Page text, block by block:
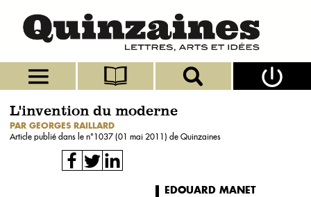
L'invention du moderne
PAR GEORGES RAILLARD
Article publié dans le n°1037 (01 mai 2011) de Quinzaines
EDOUARD MANET